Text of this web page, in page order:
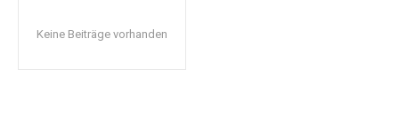
Keine Beiträge vorhanden